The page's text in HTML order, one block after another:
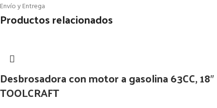
Envío y Entrega
Productos relacionados
Desbrosadora con motor a gasolina 63CC, 18″
TOOLCRAFT